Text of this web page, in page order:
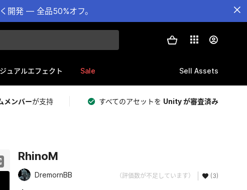
開発 — 全品50%オフ。
ュアルエフェクト Sale Sell Assets
メンバーが支持 すべてのアセットを Unity が審査済み
RhinoM
DremornBB （評価数が不足しています） (3)